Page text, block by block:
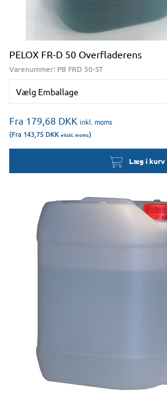
PELOX FR-D 50 Overfladerens
Varenummer: PB FRD 50-ST
Vælg Emballage
Fra 179,68 DKK inkl. moms
(Fra 143,75 DKK ekskl. moms)
Læg i kurv